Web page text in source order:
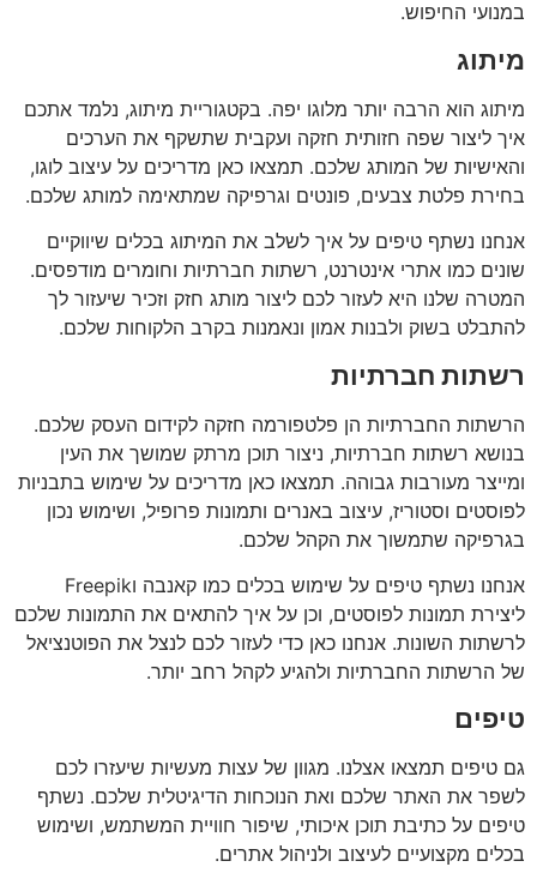
במנועי החיפוש.
מיתוג
מיתוג הוא הרבה יותר מלוגו יפה. בקטגוריית מיתוג, נלמד אתכם
איך ליצור שפה חזותית חזקה ועקבית שתשקף את הערכים
והאישיות של המותג שלכם. תמצאו כאן מדריכים על עיצוב לוגו,
בחירת פלטת צבעים, פונטים וגרפיקה שמתאימה למותג שלכם.
אנחנו נשתף טיפים על איך לשלב את המיתוג בכלים שיווקיים
שונים כמו אתרי אינטרנט, רשתות חברתיות וחומרים מודפסים.
המטרה שלנו היא לעזור לכם ליצור מותג חזק וזכיר שיעזור לך
להתבלט בשוק ולבנות אמון ונאמנות בקרב הלקוחות שלכם.
רשתות חברתיות
הרשתות החברתיות הן פלטפורמה חזקה לקידום העסק שלכם.
בנושא רשתות חברתיות, ניצור תוכן מרתק שמושך את העין
ומייצר מעורבות גבוהה. תמצאו כאן מדריכים על שימוש בתבניות
לפוסטים וסטוריז, עיצוב באנרים ותמונות פרופיל, ושימוש נכון
בגרפיקה שתמשוך את הקהל שלכם.
אנחנו נשתף טיפים על שימוש בכלים כמו קאנבה וFreepik
ליצירת תמונות לפוסטים, וכן על איך להתאים את התמונות שלכם
לרשתות השונות. אנחנו כאן כדי לעזור לכם לנצל את הפוטנציאל
של הרשתות החברתיות ולהגיע לקהל רחב יותר.
טיפים
גם טיפים תמצאו אצלנו. מגוון של עצות מעשיות שיעזרו לכם
לשפר את האתר שלכם ואת הנוכחות הדיגיטלית שלכם. נשתף
טיפים על כתיבת תוכן איכותי, שיפור חוויית המשתמש, ושימוש
בכלים מקצועיים לעיצוב ולניהול אתרים.